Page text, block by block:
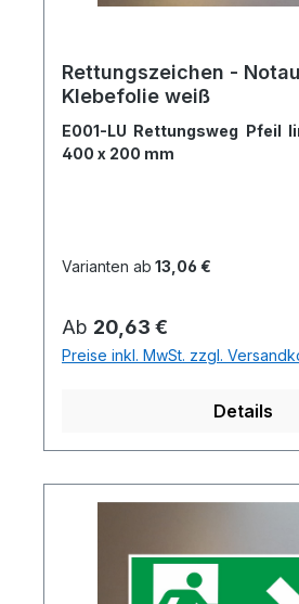
Rettungszeichen -
Klebefolie weiß
E001-LU Rettungsweg Pfeil
400 x 200 mm
Varianten ab 13,06 €
Regulärer Preis:
Ab 20,63 €
Preise inkl. MwSt. zzgl.
Details